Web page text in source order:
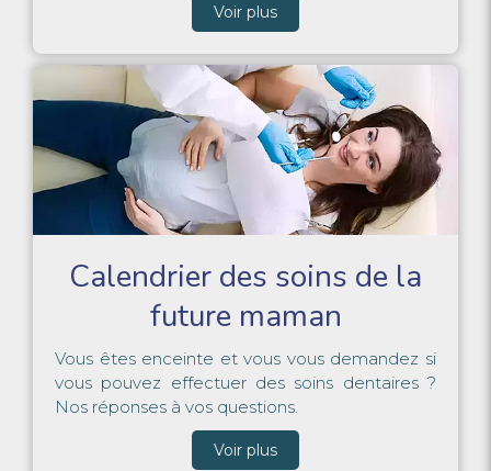
Voir plus
Calendrier des soins de la
future maman
Vous êtes enceinte et vous vous demandez si
vous pouvez effectuer des soins dentaires ?
Nos réponses à vos questions.
Voir plus